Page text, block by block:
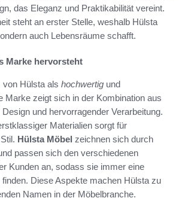
das Eleganz und Praktikabilität vereint.
steht an erster Stelle, weshalb Hülsta
auch Lebensräume schafft.
Marke hervorsteht
Hülsta als hochwertig und
Marke zeigt sich in der Kombination aus
und hervorragender Verarbeitung.
Materialien sorgt für
Hülsta Möbel zeichnen sich durch
passen sich den verschiedenen
Kunden an, sodass sie immer eine
Diese Aspekte machen Hülsta zu
Namen in der Möbelbranche.